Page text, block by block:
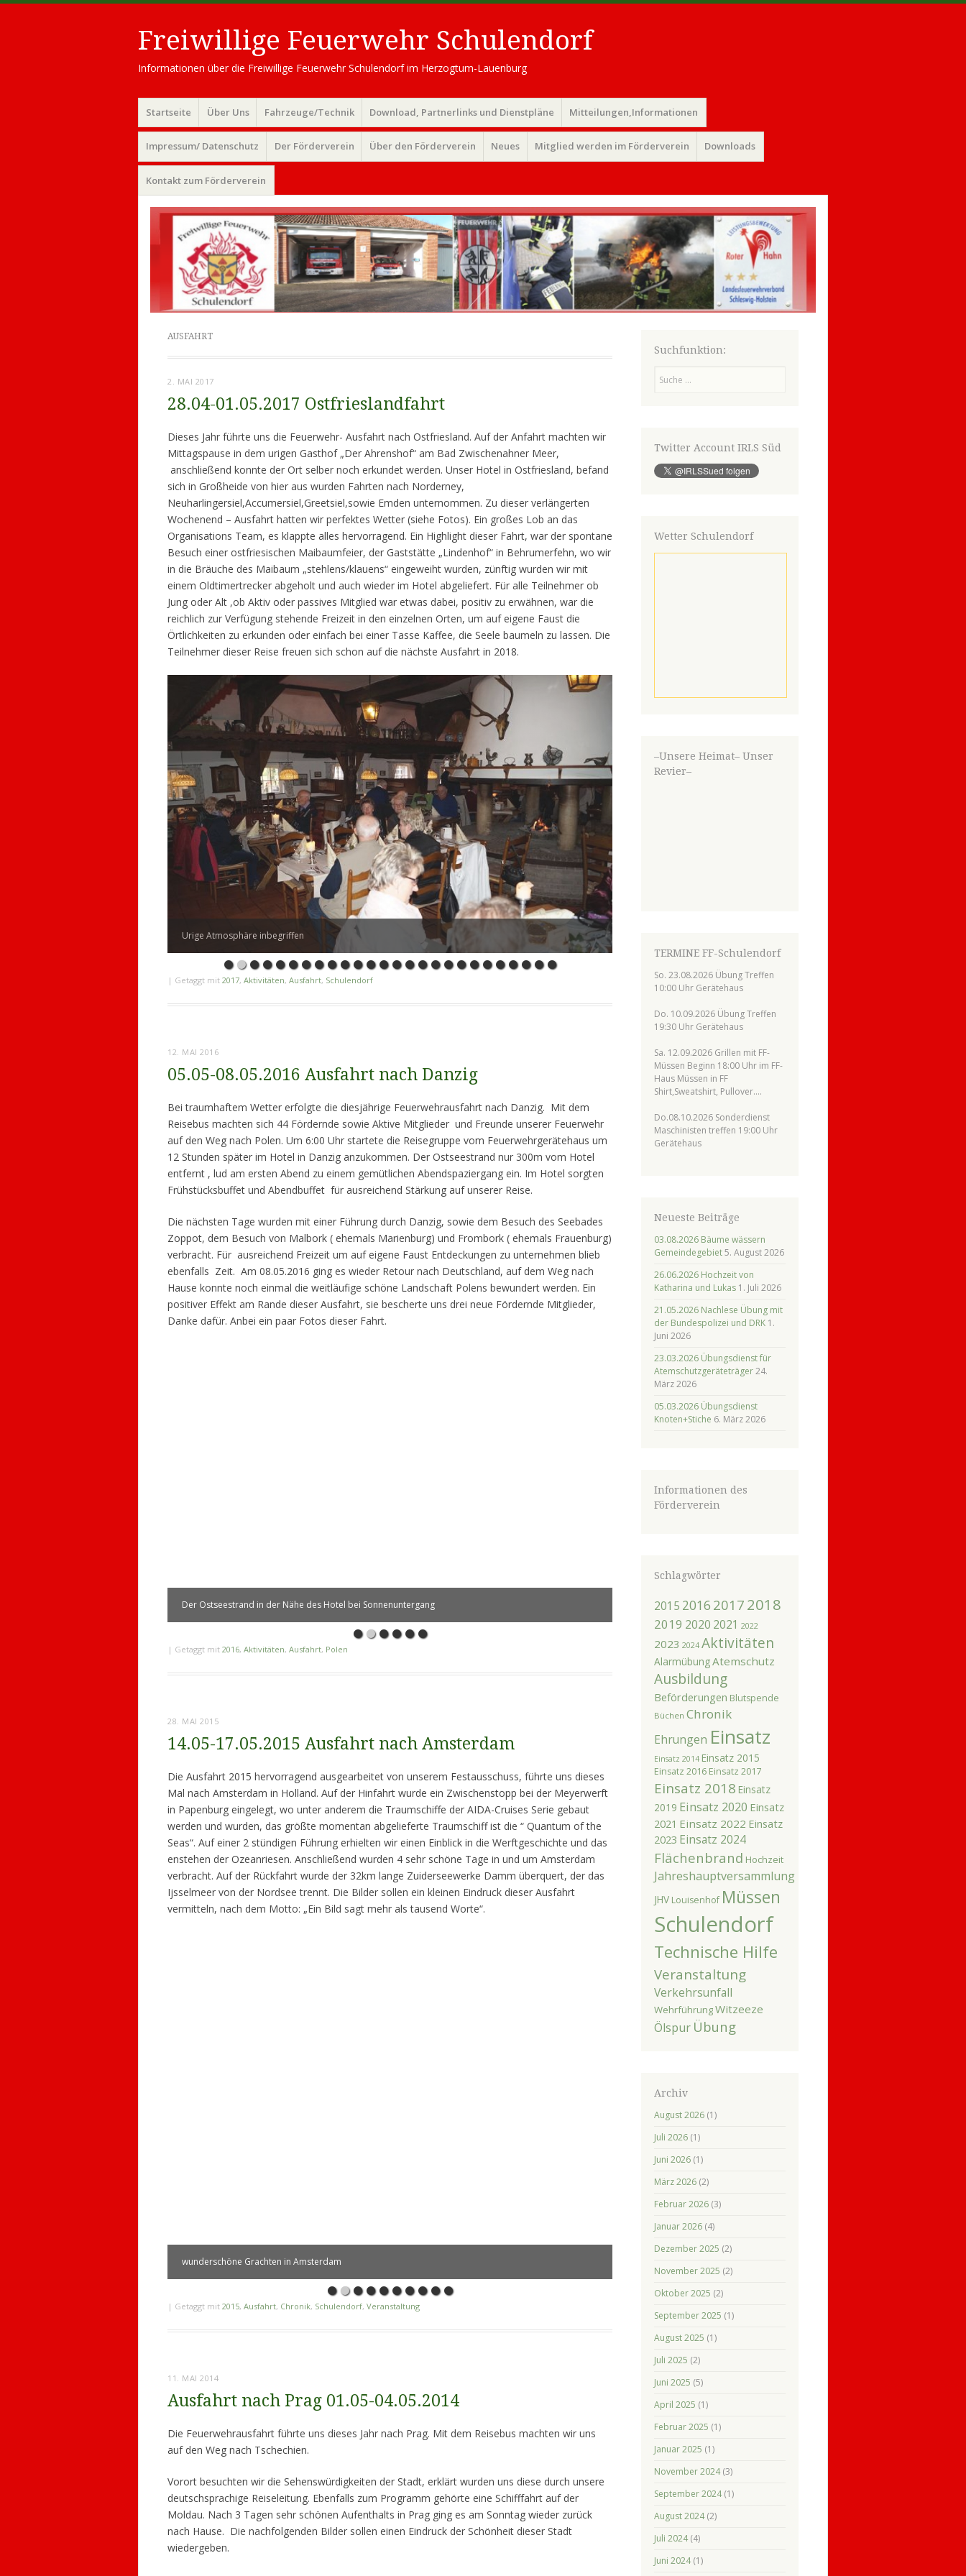
Freiwillige Feuerwehr Schulendorf
Informationen über die Freiwillige Feuerwehr Schulendorf im Herzogtum-Lauenburg
Menü
Zum
Inhalt
springen
Startseite Über Uns Fahrzeuge/Technik Download, Partnerlinks und Dienstpläne Mitteilungen,Informationen
Impressum/ Datenschutz Der Förderverein Über den Förderverein Neues Mitglied werden im Förderverein Downloads
Kontakt zum Förderverein
AUSFAHRT
2. MAI 2017
28.04-01.05.2017 Ostfrieslandfahrt
Dieses Jahr führte uns die Feuerwehr- Ausfahrt nach Ostfriesland. Auf der Anfahrt machten wir
Mittagspause in dem urigen Gasthof „Der Ahrenshof“ am Bad Zwischenahner Meer,
anschließend konnte der Ort selber noch erkundet werden. Unser Hotel in Ostfriesland, befand
sich in Großheide von hier aus wurden Fahrten nach Norderney,
Neuharlingersiel,Accumersiel,Greetsiel,sowie Emden unternommen. Zu dieser verlängerten
Wochenend – Ausfahrt hatten wir perfektes Wetter (siehe Fotos). Ein großes Lob an das
Organisations Team, es klappte alles hervorragend. Ein Highlight dieser Fahrt, war der spontane
Besuch einer ostfriesischen Maibaumfeier, der Gaststätte „Lindenhof“ in Behrumerfehn, wo wir
in die Bräuche des Maibaum „stehlens/klauens“ eingeweiht wurden, zünftig wurden wir mit
einem Oldtimertrecker abgeholt und auch wieder im Hotel abgeliefert. Für alle Teilnehmer ob
Jung oder Alt ,ob Aktiv oder passives Mitglied war etwas dabei, positiv zu erwähnen, war die
reichlich zur Verfügung stehende Freizeit in den einzelnen Orten, um auf eigene Faust die
Örtlichkeiten zu erkunden oder einfach bei einer Tasse Kaffee, die Seele baumeln zu lassen. Die
Teilnehmer dieser Reise freuen sich schon auf die nächste Ausfahrt in 2018.
Urige Atmosphäre inbegriffen
| Getaggt mit 2017, Aktivitäten, Ausfahrt, Schulendorf
12. MAI 2016
05.05-08.05.2016 Ausfahrt nach Danzig
Bei traumhaftem Wetter erfolgte die diesjährige Feuerwehrausfahrt nach Danzig. Mit dem
Reisebus machten sich 44 Fördernde sowie Aktive Mitglieder und Freunde unserer Feuerwehr
auf den Weg nach Polen. Um 6:00 Uhr startete die Reisegruppe vom Feuerwehrgerätehaus um
12 Stunden später im Hotel in Danzig anzukommen. Der Ostseestrand nur 300m vom Hotel
entfernt , lud am ersten Abend zu einem gemütlichen Abendspaziergang ein. Im Hotel sorgten
Frühstücksbuffet und Abendbuffet für ausreichend Stärkung auf unserer Reise.
Die nächsten Tage wurden mit einer Führung durch Danzig, sowie dem Besuch des Seebades
Zoppot, dem Besuch von Malbork ( ehemals Marienburg) und Frombork ( ehemals Frauenburg)
verbracht. Für ausreichend Freizeit um auf eigene Faust Entdeckungen zu unternehmen blieb
ebenfalls Zeit. Am 08.05.2016 ging es wieder Retour nach Deutschland, auf dem Weg nach
Hause konnte noch einmal die weitläufige schöne Landschaft Polens bewundert werden. Ein
positiver Effekt am Rande dieser Ausfahrt, sie bescherte uns drei neue Fördernde Mitglieder,
Danke dafür. Anbei ein paar Fotos dieser Fahrt.
Der Ostseestrand in der Nähe des Hotel bei Sonnenuntergang
| Getaggt mit 2016, Aktivitäten, Ausfahrt, Polen
28. MAI 2015
14.05-17.05.2015 Ausfahrt nach Amsterdam
Die Ausfahrt 2015 hervorragend ausgearbeitet von unserem Festausschuss, führte uns dieses
Mal nach Amsterdam in Holland. Auf der Hinfahrt wurde ein Zwischenstopp bei der Meyerwerft
in Papenburg eingelegt, wo unter anderem die Traumschiffe der AIDA-Cruises Serie gebaut
werden und wurden, das größte momentan abgelieferte Traumschiff ist die “ Quantum of the
Seas“. Auf einer 2 stündigen Führung erhielten wir einen Einblick in die Werftgeschichte und das
enstehen der Ozeanriesen. Anschließend wurden 4 sehr schöne Tage in und um Amsterdam
verbracht. Auf der Rückfahrt wurde der 32km lange Zuiderseewerke Damm überquert, der das
Ijsselmeer von der Nordsee trennt. Die Bilder sollen ein kleinen Eindruck dieser Ausfahrt
vermitteln, nach dem Motto: „Ein Bild sagt mehr als tausend Worte“.
wunderschöne Grachten in Amsterdam
| Getaggt mit 2015, Ausfahrt, Chronik, Schulendorf, Veranstaltung
11. MAI 2014
Ausfahrt nach Prag 01.05-04.05.2014
Die Feuerwehrausfahrt führte uns dieses Jahr nach Prag. Mit dem Reisebus machten wir uns
auf den Weg nach Tschechien.
Vorort besuchten wir die Sehenswürdigkeiten der Stadt, erklärt wurden uns diese durch unsere
deutschsprachige Reiseleitung. Ebenfalls zum Programm gehörte eine Schifffahrt auf der
Moldau. Nach 3 Tagen sehr schönen Aufenthalts in Prag ging es am Sonntag wieder zurück
nach Hause. Die nachfolgenden Bilder sollen einen Eindruck der Schönheit dieser Stadt
wiedergeben.
Suchfunktion:
Twitter Account IRLS Süd
Wetter Schulendorf
–Unsere Heimat– Unser
Revier–
TERMINE FF-Schulendorf
So. 23.08.2026 Übung Treffen
10:00 Uhr Gerätehaus
Do. 10.09.2026 Übung Treffen
19:30 Uhr Gerätehaus
Sa. 12.09.2026 Grillen mit FF-
Müssen Beginn 18:00 Uhr im FF-
Haus Müssen in FF
Shirt,Sweatshirt, Pullover….
Do.08.10.2026 Sonderdienst
Maschinisten treffen 19:00 Uhr
Gerätehaus
Neueste Beiträge
03.08.2026 Bäume wässern
Gemeindegebiet 5. August 2026
26.06.2026 Hochzeit von
Katharina und Lukas 1. Juli 2026
21.05.2026 Nachlese Übung mit
der Bundespolizei und DRK 1.
Juni 2026
23.03.2026 Übungsdienst für
Atemschutzgeräteträger 24.
März 2026
05.03.2026 Übungsdienst
Knoten+Stiche 6. März 2026
Informationen des
Förderverein
Schlagwörter
2015 2016 2017 2018
2019 2020 2021 2022
2023 2024 Aktivitäten
AlarmübungAtemschutz
Ausbildung
Beförderungen Blutspende
Büchen Chronik
Ehrungen Einsatz
Einsatz 2014 Einsatz 2015
Einsatz 2016 Einsatz 2017
Einsatz 2018 Einsatz
2019 Einsatz 2020 Einsatz
2021 Einsatz 2022 Einsatz
2023 Einsatz 2024
Flächenbrand Hochzeit
Jahreshauptversammlung
JHV Louisenhof Müssen
Schulendorf
Technische Hilfe
Veranstaltung
Verkehrsunfall
WehrführungWitzeeze
Ölspur Übung
Archiv
August 2026(1)
Juli 2026(1)
Juni 2026(1)
März 2026(2)
Februar 2026(3)
Januar 2026(4)
Dezember 2025 (2)
November 2025 (2)
Oktober 2025 (2)
September 2025 (1)
August 2025 (1)
Juli 2025 (2)
Juni 2025 (5)
April 2025 (1)
Februar 2025 (1)
Januar 2025 (1)
November 2024(3)
September 2024(1)
August 2024(2)
Juli 2024(4)
Juni 2024(1)